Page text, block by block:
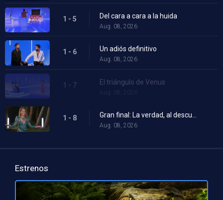
1 - 5 Del cara a cara a la huida
Aug. 08, 2026
1 - 6 Un adiós definitivo
Aug. 08, 2026
1 - 7 El triángulo de Venus
Aug. 08, 2026
1 - 8 Gran final: La verdad, al descubierto
Aug. 08, 2026
Estrenos